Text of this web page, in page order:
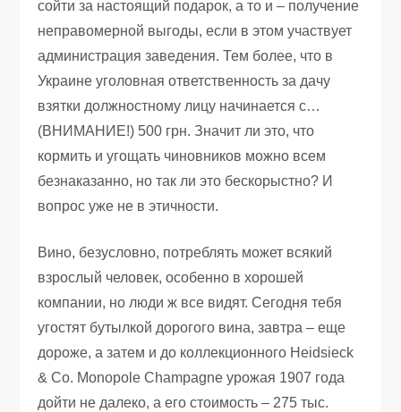
сойти за настоящий подарок, а то и – получение
неправомерной выгоды, если в этом участвует
администрация заведения. Тем более, что в
Украине уголовная ответственность за дачу
взятки должностному лицу начинается с…
(ВНИМАНИЕ!) 500 грн. Значит ли это, что
кормить и угощать чиновников можно всем
безнаказанно, но так ли это бескорыстно? И
вопрос уже не в этичности.
Вино, безусловно, потреблять может всякий
взрослый человек, особенно в хорошей
компании, но люди ж все видят. Сегодня тебя
угостят бутылкой дорогого вина, завтра – еще
дороже, а затем и до коллекционного Heidsieck
& Co. Monopole Champagne урожая 1907 года
дойти не далеко, а его стоимость – 275 тыс.